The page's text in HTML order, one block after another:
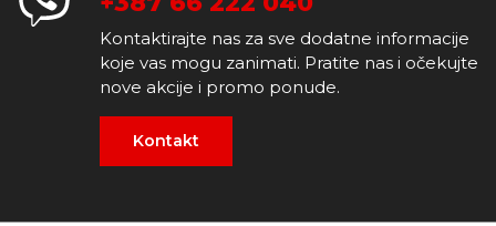
Kontaktirajte nas za sve dodatne informacije
koje vas mogu zanimati. Pratite nas i očekujte
nove akcije i promo ponude.
Kontakt